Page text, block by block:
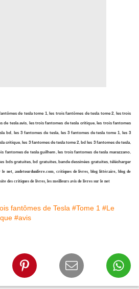
de tesla tome 1, les trois fantômes de tesla tome 2, les trois
de tesla avis, les trois fantomes de tesla critique, les trois fantomes
bd, les 3 fantomes de tesla, les 3 fantomes de tesla tome 1, les 3
critique, les 3 fantomes de tesla tome 2, bd les 3 fantomes de tesla,
fantomes de tesla guilhem,les trois fantomes de tesla marazzano,
bds gratuites, bd gratuites, bande dessinées gratuites,télécharger
le net, audetourdunlivre.com,critiques de livres,blog littéraire, blog de
des critiques de livres, les meilleurs avis de livres sur le net
fantômes de Tesla #Tome 1 #Le
#avis